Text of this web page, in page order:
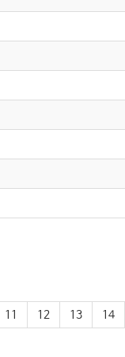
11 12 13 14